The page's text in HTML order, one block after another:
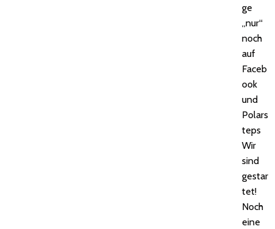
ge
„nur“
noch
auf
Faceb
ook
und
Polars
teps
Wir
sind
gestar
tet!
Noch
eine